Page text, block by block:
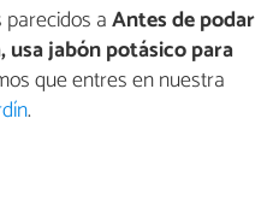
aAntes de podar
jabón potásico para
que entres en nuestra
.